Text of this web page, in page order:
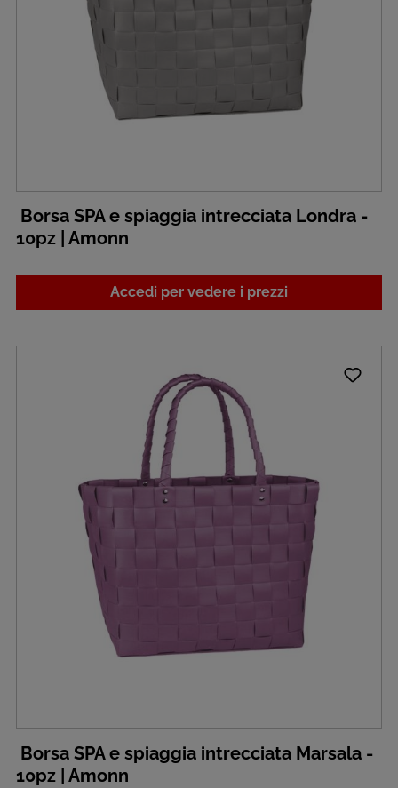
Borsa SPA e spiaggia intrecciata Londra -
10pz | Amonn
Accedi per vedere i prezzi
Borsa SPA e spiaggia intrecciata Marsala -
10pz | Amonn